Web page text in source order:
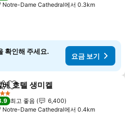
Notre-Dame Cathedral에서 0.3km
확인해 주세요.
요금 보기
유 즐겨찾기에 추가
베 호텔 생미켈
급
최고 좋음
6,400
Notre-Dame Cathedral에서 0.4km